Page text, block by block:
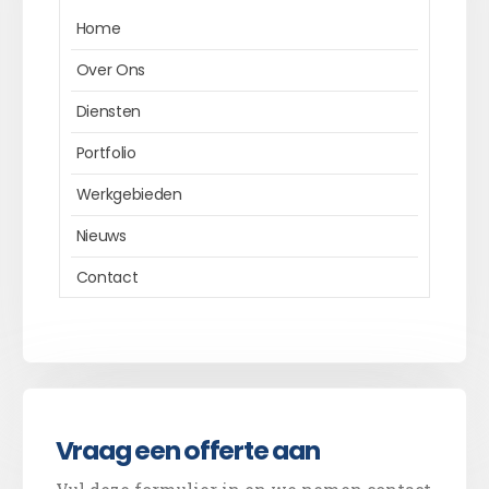
Home
Over Ons
Diensten
Portfolio
Werkgebieden
Nieuws
Contact
Vraag een offerte aan